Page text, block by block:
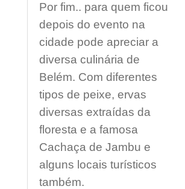
Por fim.. para quem ficou
depois do evento na
cidade pode apreciar a
diversa culinária de
Belém. Com diferentes
tipos de peixe, ervas
diversas extraídas da
floresta e a famosa
Cachaça de Jambu e
alguns locais turísticos
também.